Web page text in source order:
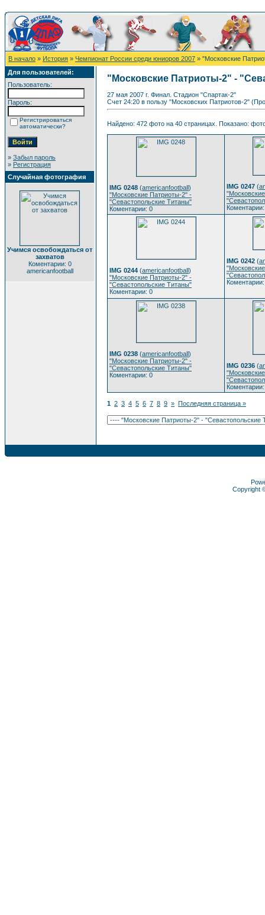
В начало » История » Чемпионат России среди юниоров 2007 » "Московские
Для пользователей:
Пользователь:
Пароль:
Регистрироваться
автоматически?
» Забыл пароль
» Регистрация
Случайная фотография
Учимся освобождаться от
захватов
Коментарии: 0
americanfootball
"Московские Патриоты-2" -
27 мая 2007 г. Финал. Стадион "Спартак-2"
Счет 24:20 в пользу "Московских Патриотов-2"
Найдено: 472 фото на 40 страницах. Показано:
IMG 0248 (americanfootball)
"Московские Патриоты-2" -
"Севастопольские Титаны"
Коментарии: 0
IMG 0247 (
IMG 0244 (americanfootball)
"Московские Патриоты-2" -
"Севастопольские Титаны"
Коментарии: 0
IMG 0242 (
IMG 0238 (americanfootball)
"Московские Патриоты-2" -
"Севастопольские Титаны"
Коментарии: 0
IMG 0236 (
1 2 3 4 5 6 7 8 9 » Последняя страница »
Copyright